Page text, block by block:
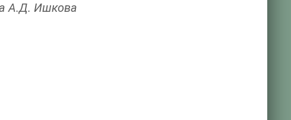
А.Д. Ишкова